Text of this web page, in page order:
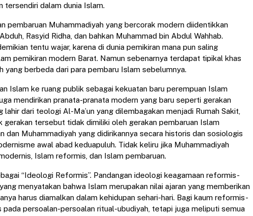
tersendiri dalam dunia Islam.
pembaruan Muhammadiyah yang bercorak modern diidentikkan
Rasyid Ridha, dan bahkan Muhammad bin Abdul Wahhab.
tentu wajar, karena di dunia pemikiran mana pun saling
pemikiran modern Barat. Namun sebenarnya terdapat tipikal khas
yang berbeda dari para pembaru Islam sebelumnya.
Islam ke ruang publik sebagai kekuatan baru perempuan Islam
mendirikan pranata-pranata modern yang baru seperti gerakan
dari teologi Al-Ma’un yang dilembagakan menjadi Rumah Sakit,
gerakan tersebut tidak dimiliki oleh gerakan pembaruan Islam
dan Muhammadiyah yang didirikannya secara historis dan sosiologis
awal abad keduapuluh. Tidak keliru jika Muhammadiyah
Islam reformis, dan Islam pembaruan.
“Ideologi Reformis”. Pandangan ideologi keagamaan reformis-
menyatakan bahwa Islam merupakan nilai ajaran yang memberikan
harus diamalkan dalam kehidupan sehari-hari. Bagi kaum reformis-
persoalan-persoalan ritual-ubudiyah, tetapi juga meliputi semua